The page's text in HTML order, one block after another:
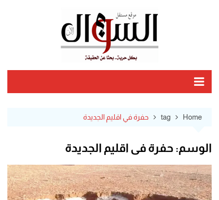
Home
tag حفرة في اقليم الجديدة
الوسم: حفرة في اقليم الجديدة